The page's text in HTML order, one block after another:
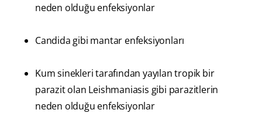
neden olduğu enfeksiyonlar
Candida gibi mantar enfeksiyonları
Kum sinekleri tarafından yayılan tropik bir
parazit olan Leishmaniasis gibi parazitlerin
neden olduğu enfeksiyonlar